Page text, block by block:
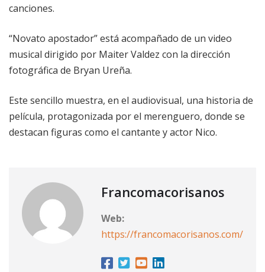
canciones.
“Novato apostador” está acompañado de un video
musical dirigido por Maiter Valdez con la dirección
fotográfica de Bryan Ureña.
Este sencillo muestra, en el audiovisual, una historia de
película, protagonizada por el merenguero, donde se
destacan figuras como el cantante y actor Nico.
Francomacorisanos
Web:
https://francomacorisanos.com/